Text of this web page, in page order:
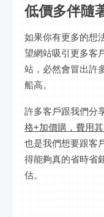
低價多伴隨
如果你有更多的想
望網站吸引更多客
站，必然會冒出許
船高。
許多客戶跟我們分
格+加價購，費用
也是我們想要跟客
得能夠真的省時省
估。